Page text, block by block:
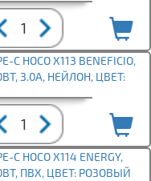
C HOCO X113 BENEFICIO,
3.0А, НЕЙЛОН, ЦВЕТ:
C HOCO X114 ENERGY,
ПВХ, ЦВЕТ: РОЗОВЫЙ